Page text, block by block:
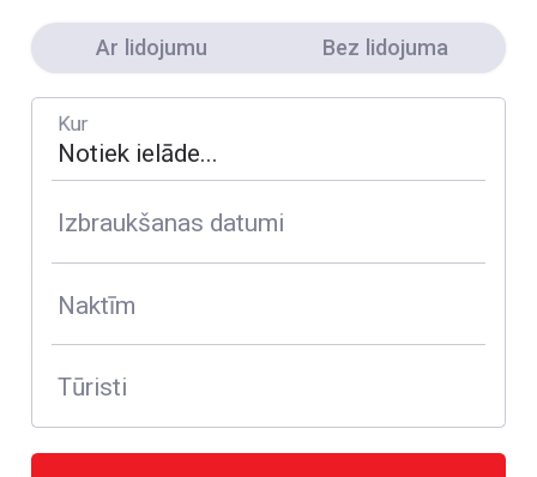
Ar lidojumu Bez lidojuma
Kur
Izbraukšanas datumi
Naktīm
Tūristi